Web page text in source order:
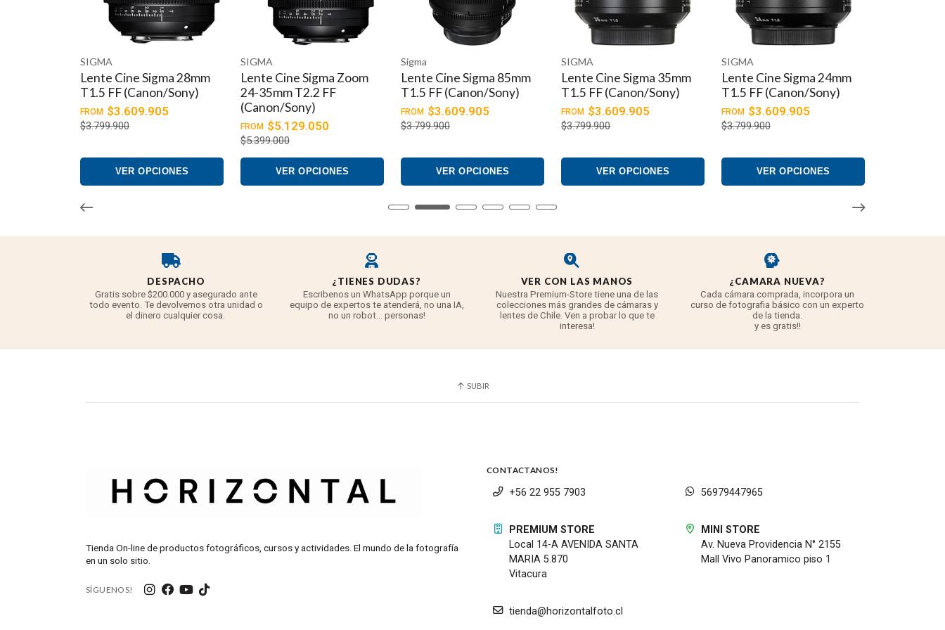
SIGMA
Lente Cine Sigma 28mm
T1.5 FF (Canon/Sony)
FROM $3.609.905
$3.799.900
VER OPCIONES
SIGMA
Lente Cine Sigma Zoom
24-35mm T2.2 FF
(Canon/Sony)
FROM $5.129.050
$5.399.000
VER OPCIONES
Sigma
Lente Cine Sigma 85mm
T1.5 FF (Canon/Sony)
FROM $3.609.905
$3.799.900
VER OPCIONES
SIGMA
Lente Cine Sigma 35mm
T1.5 FF (Canon/Sony)
FROM $3.609.905
$3.799.900
VER OPCIONES
SIGMA
Lente Cine Sigma 24mm
T1.5 FF (Canon/Sony)
FROM $3.609.905
$3.799.900
VER OPCIONES
DESPACHO
Gratis sobre $200.000 y asegurado ante
todo evento. Te devolvemos otra unidad o
el dinero cualquier cosa.
¿TIENES DUDAS?
Escribenos un WhatsApp porque un
equipo de expertos te atenderá, no una IA,
no un robot... personas!
VER CON LAS MANOS
Nuestra Premium-Store tiene una de las
colecciones más grandes de cámaras y
lentes de Chile. Ven a probar lo que te
interesa!
¿CAMARA NUEVA?
Cada cámara comprada, incorpora un
curso de fotografia básico con un experto
de la tienda.
y es gratis!!
SUBIR
Tienda On-line de productos fotográficos, cursos y actividades. El mundo de la fotografía
en un solo sitio.
SÍGUENOS!
CONTACTANOS!
+56 22 955 7903 56979447965
PREMIUM STORE
Local 14-A AVENIDA SANTA
MARIA 5.870
Vitacura
MINI STORE
Av. Nueva Providencia N° 2155
Mall Vivo Panoramico piso 1
tienda@horizontalfoto.cl